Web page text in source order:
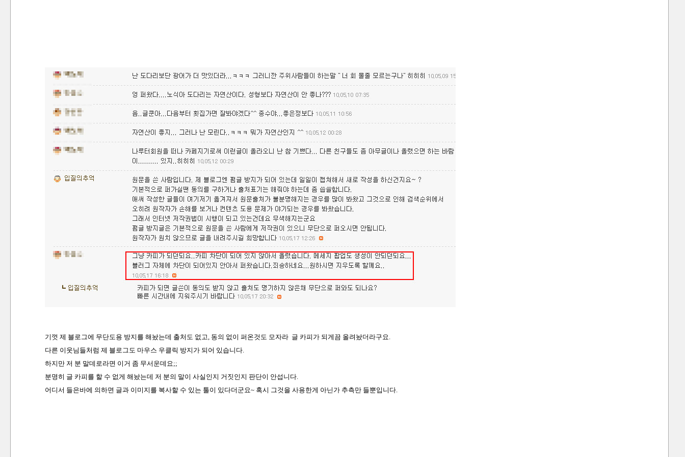
기껏 제 블로그에 무단도용 방지를 해놨는데 출처도 없고, 동의 없이 퍼온것도 모자라 글 카피가 되게끔 올려놨더라구요.
다른 이웃님들처럼 제 블로그도 마우스 우클릭 방지가 되어 있습니다.
하지만 저 분 말데로라면 이거 좀 무서운데요;;
분명히 글 카피를 할 수 없게 해놨는데 저 분의 말이 사실인지 거짓인지 판단이 안섭니다.
어디서 들은바에 의하면 글과 이미지를 복사할 수 있는 툴이 있다더군요~ 혹시 그것을 사용한게 아닌가 추측만 들뿐입니다.